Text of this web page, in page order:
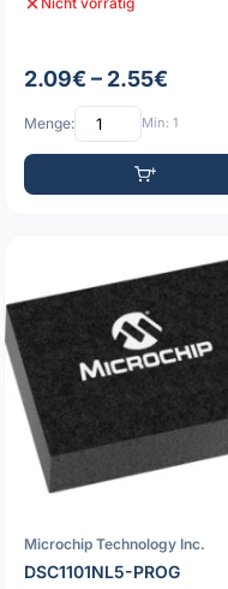
2.09€ – 2.55€
Menge: Min: 1
Microchip Technology Inc.
DSC1101NL5-PROG